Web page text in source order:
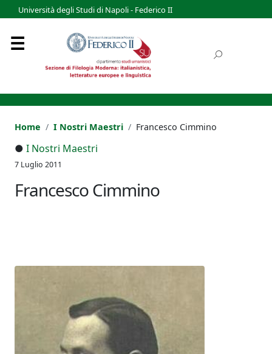
Università degli Studi di Napoli - Federico II
Home I Nostri Maestri Francesco Cimmino
● I Nostri Maestri
7 Luglio 2011
Francesco Cimmino